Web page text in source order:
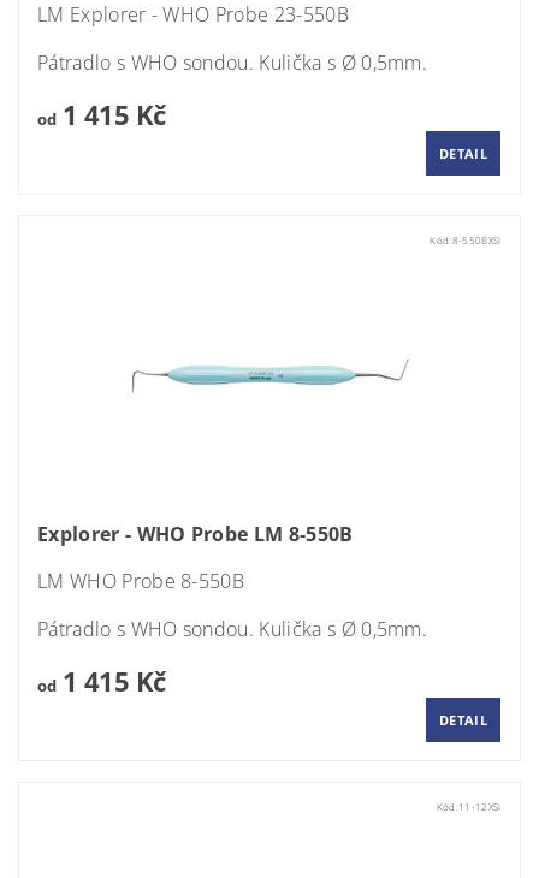
LM Explorer - WHO Probe 23-550B
Pátradlo s WHO sondou. Kulička s Ø 0,5mm.
od1 415 Kč
DETAIL
Kód: 8-550BXSI
Explorer - WHO Probe LM 8-550B
LM WHO Probe 8-550B
Pátradlo s WHO sondou. Kulička s Ø 0,5mm.
od1 415 Kč
DETAIL
Kód:11-12XSI